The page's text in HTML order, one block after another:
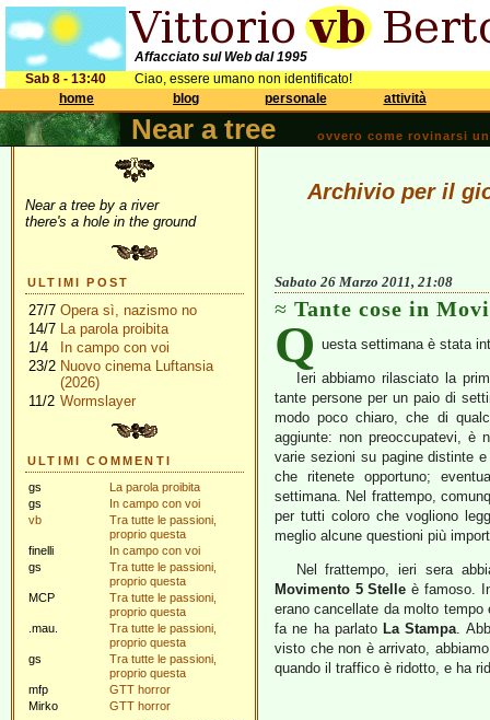
Affacciato sul Web dal 1995
Sab 8 - 13:40
Ciao, essere umano non identificato!
home
blog personale attività
Near a tree ovvero come rovinarsi
Near a tree by a river
there's a hole in the ground
ULTIMI POST
27/7 Opera sì, nazismo no
14/7 La parola proibita
1/4
In campo con voi
23/2 Nuovo cinema Luftansia
(2026)
11/2 Wormslayer
ULTIMI COMMENTI
gs
La parola proibita
gs
In campo con voi
vb
Tra tutte le passioni,
proprio questa
finelli
In campo con voi
gs
Tra tutte le passioni,
proprio questa
MCP
Tra tutte le passioni,
proprio questa
.mau.
Tra tutte le passioni,
proprio questa
gs
Tra tutte le passioni,
proprio questa
mfp
GTT horror
Mirko
GTT horror
Archivio per il
Sabato 26 Marzo 2011, 21:08
Tante cose in
Q uesta settimana è stata
Ieri abbiamo rilasciato la
tante persone per un paio di
modo poco chiaro, che di
aggiunte: non preoccupatevi, è
varie sezioni su pagine distinte
che ritenete opportuno;
settimana. Nel frattempo,
per tutti coloro che vogliono
meglio alcune questioni più
Nel frattempo, ieri sera
Movimento 5 Stelle è famoso.
erano cancellate da molto tempo
fa ne ha parlato La Stampa.
visto che non è arrivato,
quando il traffico è ridotto, e ha